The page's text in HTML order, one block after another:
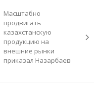
Масштабно
продвигать
казахстанскую
продукцию на
внешние рынки
приказал Назарбаев